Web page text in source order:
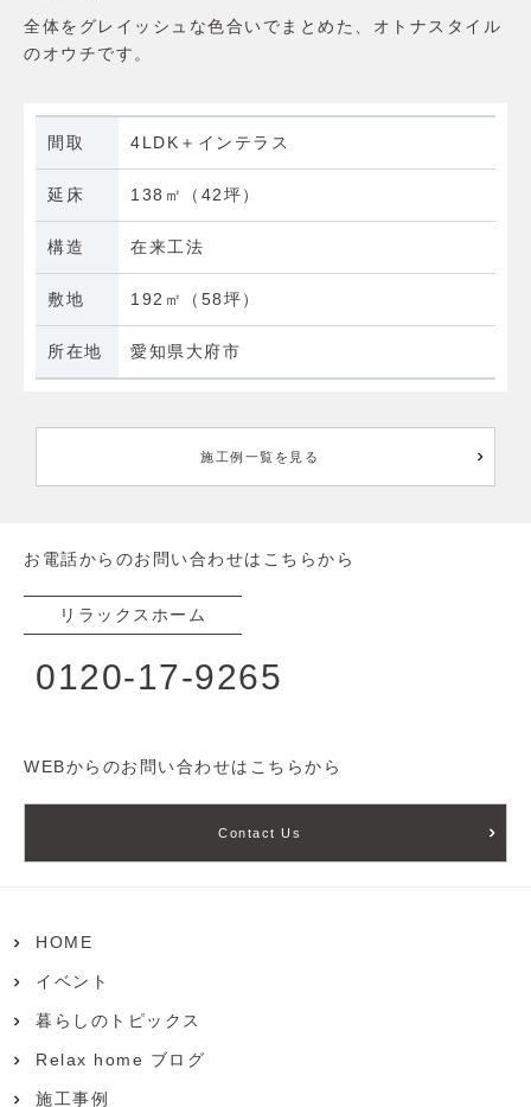
全体をグレイッシュな色合いでまとめた、オトナスタイル
のオウチです。
間取 4LDK＋インテラス
延床 138㎡（42坪）
構造 在来工法
敷地 192㎡（58坪）
所在地 愛知県大府市
施工例一覧を見る
お電話からのお問い合わせはこちらから
リラックスホーム
0120-17-9265
WEBからのお問い合わせはこちらから
Contact Us
HOME
イベント
暮らしのトピックス
Relax home ブログ
施工事例